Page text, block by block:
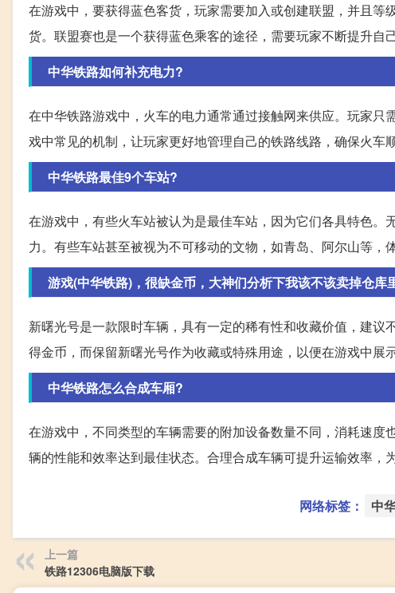
在游戏中，要获得蓝色客货，玩家需要加入或创建联盟，并且
货。联盟赛也是一个获得蓝色乘客的途径，需要玩家不断提升自
中华铁路如何补充电力?
在中华铁路游戏中，火车的电力通常通过接触网来供应。玩家
戏中常见的机制，让玩家更好地管理自己的铁路线路，确保火车顺
中华铁路最佳9个车站?
在游戏中，有些火车站被认为是最佳车站，因为它们各具特色
力。有些车站甚至被视为不可移动的文物，如青岛、阿尔山等，
游戏(中华铁路)，很缺金币，大神们分析下我该不该卖掉仓库
新曙光号是一款限时车辆，具有一定的稀有性和收藏价值，建
得金币，而保留新曙光号作为收藏或特殊用途，以便在游戏中展
中华铁路怎么合成车厢?
在游戏中，不同类型的车辆需要的附加设备数量不同，消耗速
辆的性能和效率达到最佳状态。合理合成车辆可提升运输效率，
网络标签： 中
上一篇
铁路12306电脑版下载